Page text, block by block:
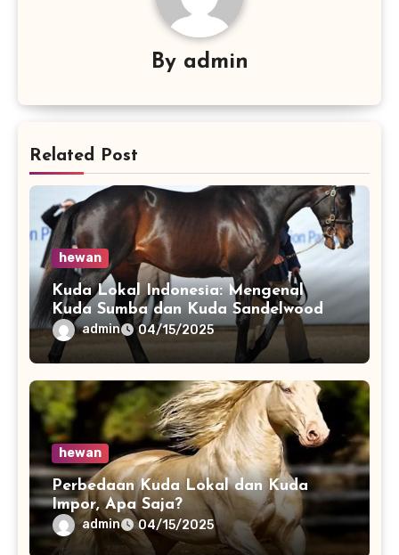
By admin
Related Post
hewan
Kuda Lokal Indonesia: Mengenal
Kuda Sumba dan Kuda Sandelwood
admin 04/15/2025
hewan
Perbedaan Kuda Lokal dan Kuda
Impor, Apa Saja?
admin 04/15/2025